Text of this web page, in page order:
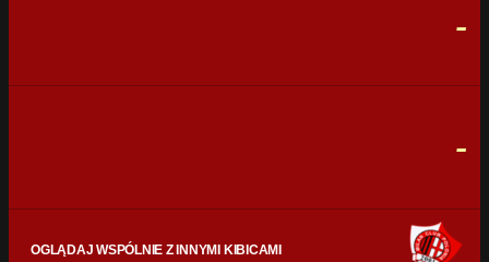
-
-
OGLĄDAJ WSPÓLNIE Z INNYMI KIBICAMI